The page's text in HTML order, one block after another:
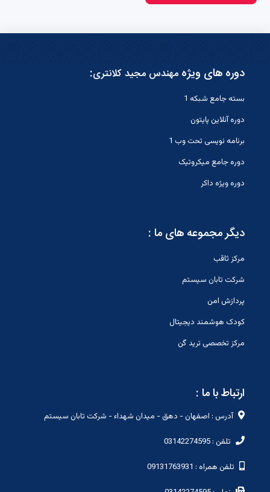
دوره های ویژه مهندس مجید کلانتری:
بسته جامع شبکه 1
دوره آنلاین پایتون
برنامه نویسی تحت وب 1
دوره جامع میکروتیک
دوره ویژه داکر
دیگر مجموعه های ما :
مرکز ثاقب
شرکت تابان سیستم
پردازش امن
کودک هوشمند دیجیتال
مرکز تخصصی ترید گن
ارتباط با ما :
آدرس : اصفهان - دهق - میدان شهداء - شرکت تابان سیستم
تلفن : 03142274595
تلفن همراه : 09131763931